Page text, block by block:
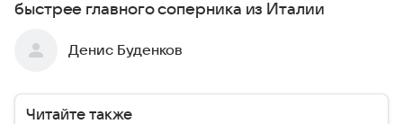
быстрее главного соперника из Италии
Денис Буденков
Читайте также